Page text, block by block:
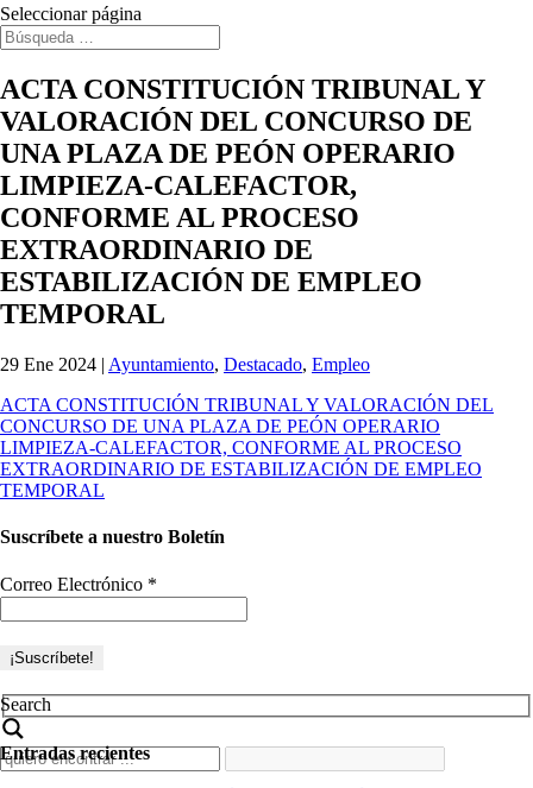
Seleccionar página
ACTA CONSTITUCIÓN TRIBUNAL Y
VALORACIÓN DEL CONCURSO DE
UNA PLAZA DE PEÓN OPERARIO
LIMPIEZA-CALEFACTOR,
CONFORME AL PROCESO
EXTRAORDINARIO DE
ESTABILIZACIÓN DE EMPLEO
TEMPORAL
29 Ene 2024 | Ayuntamiento, Destacado, Empleo
ACTA CONSTITUCIÓN TRIBUNAL Y VALORACIÓN DEL
CONCURSO DE UNA PLAZA DE PEÓN OPERARIO
LIMPIEZA-CALEFACTOR, CONFORME AL PROCESO
EXTRAORDINARIO DE ESTABILIZACIÓN DE EMPLEO
TEMPORAL
Suscríbete a nuestro Boletín
Correo Electrónico *
Search
Entradas recientes